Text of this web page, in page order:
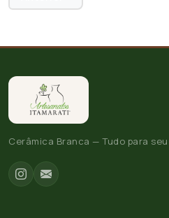
Cerâmica Branca — Tudo para